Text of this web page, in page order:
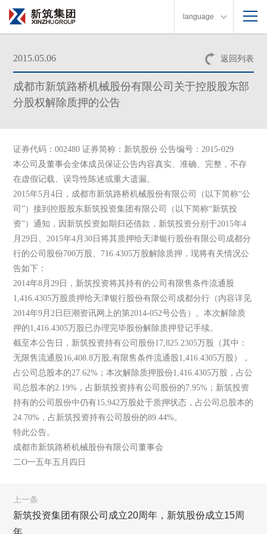
language
返回列表
2015.05.06
成都市新筑路桥机械股份有限公司关于控股股东部
分股权解除质押的公告
证券代码：002480 证券简称：新筑股份 公告编号：2015-029
本公司及董事会全体成员保证公告内容真实、准确、完整，不存
在虚假记载、误导性陈述或重大遗漏。
2015年5月4日，成都市新筑路桥机械股份有限公司（以下简称“公
司”）接到控股股东新筑投资集团有限公司（以下简称“新筑投
资”）通知，因新筑投资如期归还借款，新筑投资分别于2015年4
月29日、2015年4月30日将其质押给天津银行股份有限公司成都分
行的公司股份700万股、716.4305万股解除质押，现将有关情况公
告如下：
2014年8月29日，新筑投资将其持有的公司有限售条件流通股
1,416.4305万股质押给天津银行股份有限公司成都分行（内容详见
2014年9月2日巨潮资讯网上的第2014-052号公告）。本次解除质
押的1,416.4305万股已办理完毕股份解除质押登记手续。
截至本公告日，新筑投资持有公司股份17,825.2305万股（其中：
无限售流通股16,408.8万股,有限售条件流通股1,416.4305万股），
占公司总股本的27.62%；本次解除质押股份1,416.4305万股，占公
司总股本的2.19%，占新筑投资持有公司股份的7.95%；新筑投资
持有的公司股份中仍有15,942万股处于质押状态，占公司总股本的
24.70%，占新筑投资持有公司股份的89.44%。
特此公告。
成都市新筑路桥机械股份有限公司董事会
二O一五年五月四日
上一条
新筑投资集团有限公司成立20周年，新筑股份成立15周
年